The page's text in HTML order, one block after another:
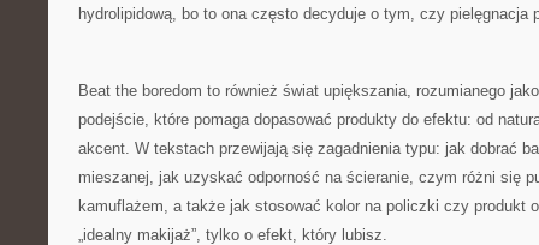
hydrolipidową, bo to ona często decyduje o tym, czy pielęgnacja
Beat the boredom to również świat upiększania, rozumianego
podejście, które pomaga dopasować produkty do efektu: od
akcent. W tekstach przewijają się zagadnienia typu: jak dobrać
mieszanej, jak uzyskać odporność na ścieranie, czym różni się
kamuflażem, a także jak stosować kolor na policzki czy produkt
„idealny makijaż”, tylko o efekt, który lubisz.